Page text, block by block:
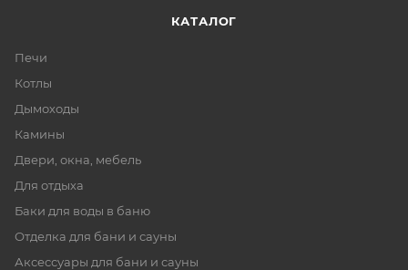
КАТАЛОГ
Печи
Котлы
Дымоходы
Камины
Двери, окна, мебель
Для отдыха
Баки для воды в баню
Отделка для бани и сауны
Аксессуары для бани и сауны